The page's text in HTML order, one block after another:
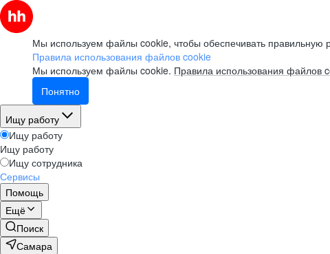
Мы используем файлы cookie, чтобы обеспечивать правильную
Правила использования файлов cookie
Мы используем файлы cookie. Правила использования файлов
Понятно
Ищу работу
Ищу работу
Ищу работу
Ищу сотрудника
Сервисы
Помощь
Ещё
Поиск
Самара